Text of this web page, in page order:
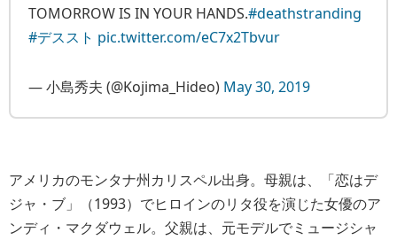
TOMORROW IS IN YOUR HANDS.#deathstranding
#デススト pic.twitter.com/eC7x2Tbvur
— 小島秀夫 (@Kojima_Hideo) May 30, 2019
アメリカのモンタナ州カリスペル出身。母親は、「恋はデ
ジャ・ブ」（1993）でヒロインのリタ役を演じた女優のア
ンディ・マクダウェル。父親は、元モデルでミュージシャ